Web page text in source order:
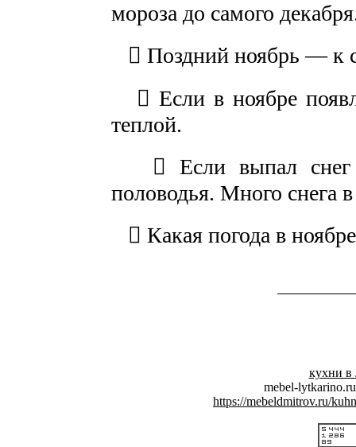
мороза до самого
 Поздний ноябрь — к
 Если в ноябре
теплой.
 Если выпал снег
половодья. Много снега
 Какая погода в
кухни в
mebel-
https://mebeldmitrov.ru/